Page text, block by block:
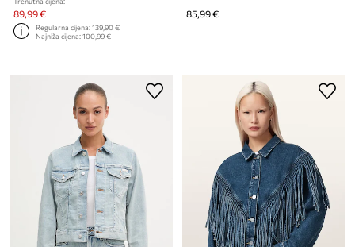
89,99 €
Regularna cijena:139,90 €
Najniža cijena:100,99 €
85,99 €